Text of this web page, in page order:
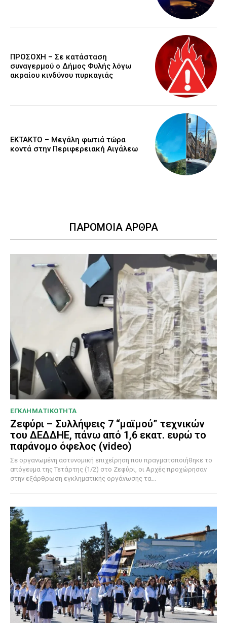
ΠΡΟΣΟΧΗ – Σε κατάσταση
συναγερμού ο Δήμος Φυλής λόγω
ακραίου κινδύνου πυρκαγιάς
ΕΚΤΑΚΤΟ – Μεγάλη φωτιά τώρα
κοντά στην Περιφερειακή Αιγάλεω
ΠΑΡΟΜΟΙΑ ΑΡΘΡΑ
ΕΓΚΛΗΜΑΤΙΚΟΤΗΤΑ
Ζεφύρι – Συλλήψεις 7 “μαϊμού” τεχνικών
του ΔΕΔΔΗΕ, πάνω από 1,6 εκατ. ευρώ το
παράνομο όφελος (video)
Σε οργανωμένη αστυνομική επιχείρηση που πραγματοποιήθηκε το
απόγευμα της Τετάρτης (1/2) στο Ζεφύρι, οι Αρχές προχώρησαν
στην εξάρθρωση εγκληματικής οργάνωσης τα...